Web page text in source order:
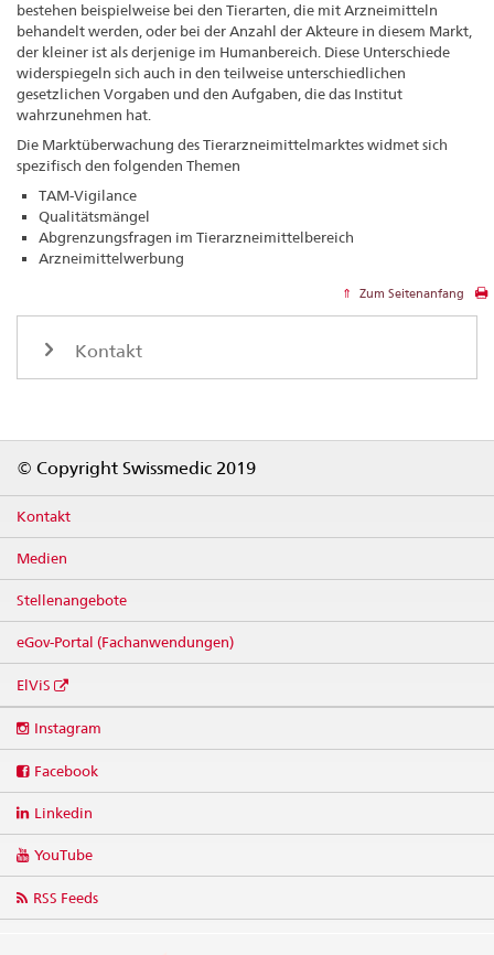
bestehen beispielweise bei den Tierarten, die mit Arzneimitteln
behandelt werden, oder bei der Anzahl der Akteure in diesem Markt,
der kleiner ist als derjenige im Humanbereich. Diese Unterschiede
widerspiegeln sich auch in den teilweise unterschiedlichen
gesetzlichen Vorgaben und den Aufgaben, die das Institut
wahrzunehmen hat.
Die Marktüberwachung des Tierarzneimittelmarktes widmet sich
spezifisch den folgenden Themen
TAM-Vigilance
Qualitätsmängel
Abgrenzungsfragen im Tierarzneimittelbereich
Arzneimittelwerbung
Zum Seitenanfang
Kontakt
© Copyright Swissmedic 2019
Kontakt
Medien
Stellenangebote
eGov-Portal (Fachanwendungen)
ElViS
media
Instagram
Facebook
Linkedin
YouTube
RSS Feeds